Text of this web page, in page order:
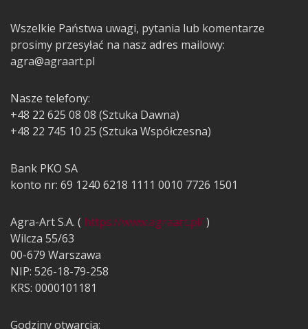
Wszelkie Państwa uwagi, pytania lub komentarze
prosimy przesyłać na nasz adres mailowy:
agra@agraart.pl
Nasze telefony:
+48 22 625 08 08 (Sztuka Dawna)
+48 22 745 10 25 (Sztuka Współczesna)
Bank PKO SA
konto nr: 69 1240 6218 1111 0010 7726 1501
Agra-Art S.A. ( https://www.agraart.pl/)
Wilcza 55/63
00-679 Warszawa
NIP: 526-18-79-258
KRS: 0000101181
Godziny otwarcia: